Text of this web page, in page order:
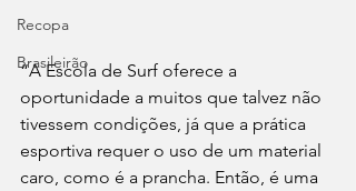
Recopa
Brasileirão
“A Escola de Surf oferece a
oportunidade a muitos que talvez não
tivessem condições, já que a prática
esportiva requer o uso de um material
caro, como é a prancha. Então, é uma